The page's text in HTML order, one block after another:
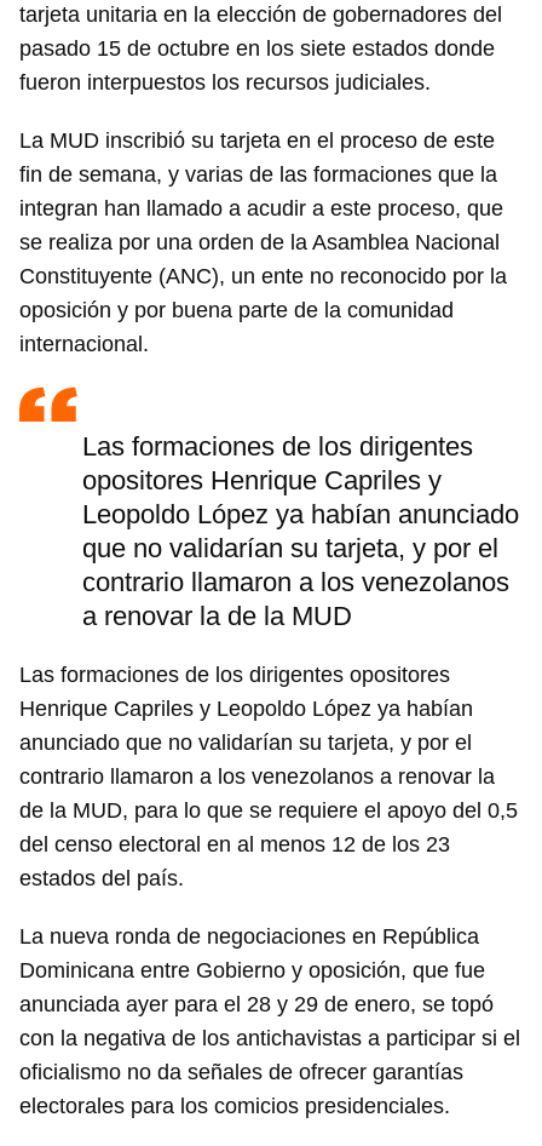
tarjeta unitaria en la elección de gobernadores del
pasado 15 de octubre en los siete estados donde
fueron interpuestos los recursos judiciales.
La MUD inscribió su tarjeta en el proceso de este
fin de semana, y varias de las formaciones que la
integran han llamado a acudir a este proceso, que
se realiza por una orden de la Asamblea Nacional
Constituyente (ANC), un ente no reconocido por la
oposición y por buena parte de la comunidad
internacional.
Las formaciones de los dirigentes
opositores Henrique Capriles y
Leopoldo López ya habían anunciado
que no validarían su tarjeta, y por el
contrario llamaron a los venezolanos
a renovar la de la MUD
Las formaciones de los dirigentes opositores
Henrique Capriles y Leopoldo López ya habían
anunciado que no validarían su tarjeta, y por el
contrario llamaron a los venezolanos a renovar la
de la MUD, para lo que se requiere el apoyo del 0,5
del censo electoral en al menos 12 de los 23
estados del país.
La nueva ronda de negociaciones en República
Dominicana entre Gobierno y oposición, que fue
anunciada ayer para el 28 y 29 de enero, se topó
con la negativa de los antichavistas a participar si el
oficialismo no da señales de ofrecer garantías
electorales para los comicios presidenciales.